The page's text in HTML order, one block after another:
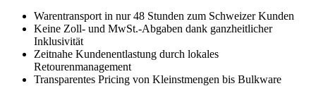
Warentransport in nur 48 Stunden zum Schweizer Kunden
Keine Zoll- und MwSt.-Abgaben dank ganzheitlicher
Inklusivität
Zeitnahe Kundenentlastung durch lokales
Retourenmanagement
Transparentes Pricing von Kleinstmengen bis Bulkware